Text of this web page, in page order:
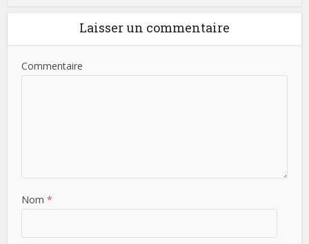
Laisser un commentaire
Commentaire
Nom *